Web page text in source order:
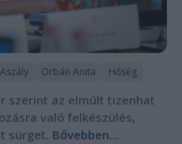
Aszály Orbán Anita Hőség
szerint az elmúlt tizenhat
való felkészülés,
sürget. Bővebben...